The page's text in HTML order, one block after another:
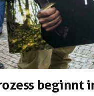
beginnt